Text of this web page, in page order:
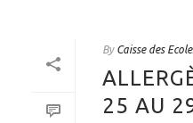
By Caisse des
25 AU